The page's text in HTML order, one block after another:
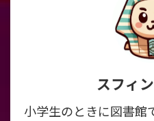
スフィ
小学生のときに図書館